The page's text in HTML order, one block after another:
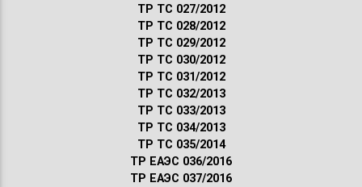
ТР ТС 027/2012
ТР ТС 028/2012
ТР ТС 029/2012
ТР ТС 030/2012
ТР ТС 031/2012
ТР ТС 032/2013
ТР ТС 033/2013
ТР ТС 034/2013
ТР ТС 035/2014
ТР ЕАЭС 036/2016
ТР ЕАЭС 037/2016